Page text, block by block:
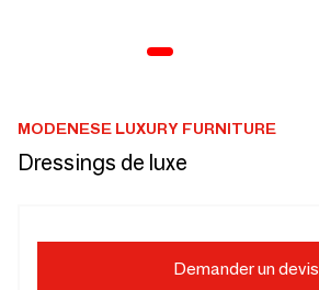
MODENESE LUXURY FURNITURE
Dressings de luxe
Demander un devis